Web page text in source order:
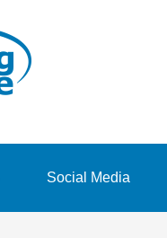
Social Media